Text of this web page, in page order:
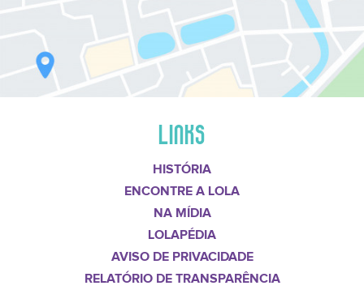
LINKS
HISTÓRIA
ENCONTRE A LOLA
NA MÍDIA
LOLAPÉDIA
AVISO DE PRIVACIDADE
RELATÓRIO DE TRANSPARÊNCIA